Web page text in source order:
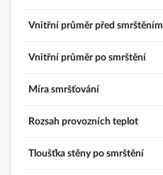
Vnitřní průměr před smrštěním
Vnitřní průměr po smrštění
Míra smršťování
Rozsah provozních teplot
Tloušťka stěny po smrštění